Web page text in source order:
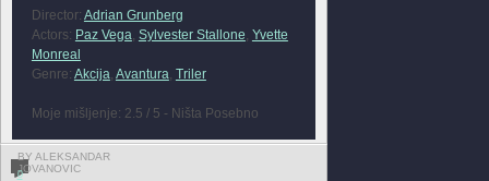
Director: Adrian Grunberg
Actors: Paz Vega Sylvester Stallone Yvette
Monreal
Genre: Akcija Avantura Triler
Moje mišljenje: 2.5 / 5 - Ništa Posebno
BY ALEKSANDAR
JOVANOVIC
0